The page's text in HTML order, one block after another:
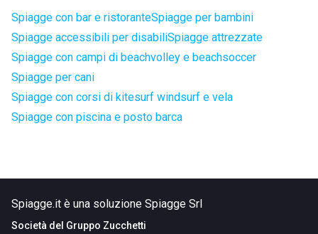
Spiagge con bar e ristoranteSpiagge per bambini
Spiagge accessibili per disabiliSpiagge attrezzate
Spiagge con campi di beachvolley e beachsoccer
Spiagge per cani
Spiagge con corsi di kitesurf windsurf e vela
Spiagge con piscina e posto barca
Spiagge.it è una soluzione Spiagge Srl
Società del Gruppo Zucchetti